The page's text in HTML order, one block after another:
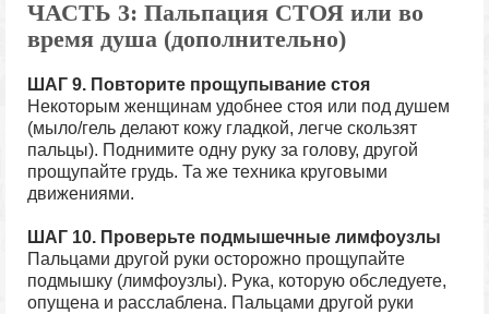
ЧАСТЬ 3: Пальпация СТОЯ или во
время душа (дополнительно)
ШАГ 9. Повторите прощупывание стоя
Некоторым женщинам удобнее стоя или под душем
(мыло/гель делают кожу гладкой, легче скользят
пальцы). Поднимите одну руку за голову, другой
прощупайте грудь. Та же техника круговыми
движениями.
ШАГ 10. Проверьте подмышечные лимфоузлы
Пальцами другой руки осторожно прощупайте
подмышку (лимфоузлы). Рука, которую обследуете,
опущена и расслаблена. Пальцами другой руки